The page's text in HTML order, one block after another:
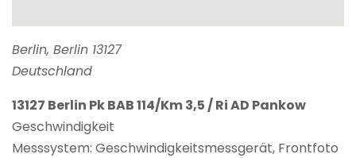
Berlin, Berlin 13127
Deutschland
13127 Berlin Pk BAB 114/Km 3,5 / Ri AD Pankow
Geschwindigkeit
Messsystem: Geschwindigkeitsmessgerät, Frontfoto